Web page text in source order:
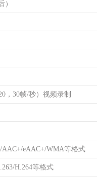
）
，30帧/秒）视频录制
AAC+/eAAC+/WMA等格式
H.264等格式